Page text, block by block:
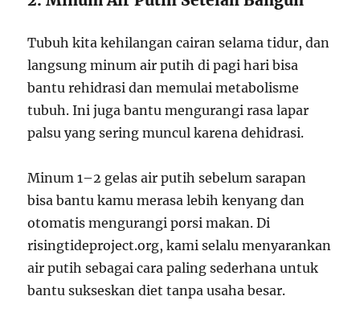
Tubuh kita kehilangan cairan selama tidur, dan
langsung minum air putih di pagi hari bisa
bantu rehidrasi dan memulai metabolisme
tubuh. Ini juga bantu mengurangi rasa lapar
palsu yang sering muncul karena dehidrasi.
Minum 1–2 gelas air putih sebelum sarapan
bisa bantu kamu merasa lebih kenyang dan
otomatis mengurangi porsi makan. Di
risingtideproject.org, kami selalu menyarankan
air putih sebagai cara paling sederhana untuk
bantu sukseskan diet tanpa usaha besar.